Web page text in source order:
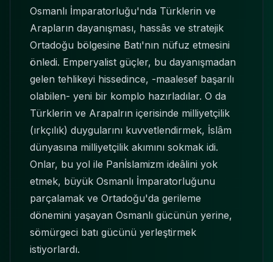
Osmanlı İmparatorluğu'nda Türklerin ve
Arapların dayanışması, hassâs ve stratejik
Ortadoğu bölgesine Batı'nın nüfuz etmesini
önledi. Emperyalist güçler, bu dayanışmadan
gelen tehlikeyi hissedince, -maalesef başarılı
olabilen- yeni bir komplo hazırladılar. O da
Türklerin ve Arapalrın içerisinde milliyetçilik
(ırkçılık) duygularını kuvvetlendirmek, İslâm
dünyasına milliyetçilik akımını sokmak idi.
Onlar, bu yol ile Panİslamizm ideâlini yok
etmek, büyük Osmanlı İmparatorluğunu
parçalamak ve Ortadoğu'da gerileme
dönemini yaşayan Osmanlı gücünün yerine,
sömürgeci batı gücünü yerleştirmek
istiyorlardı.